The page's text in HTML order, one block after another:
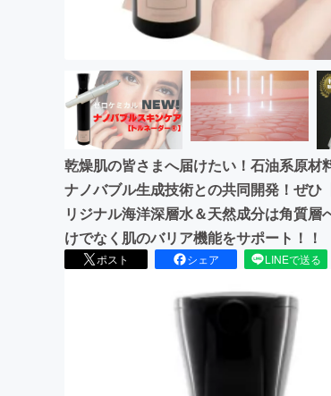
乾燥肌の皆さまへ届けたい！石油系原材
ナノバブル生成技術との共同開発！ぜ
リジナル海洋深層水＆天然成分は角質
けでなく肌のバリア機能をサポート！！
ポスト シェア LINEで送る